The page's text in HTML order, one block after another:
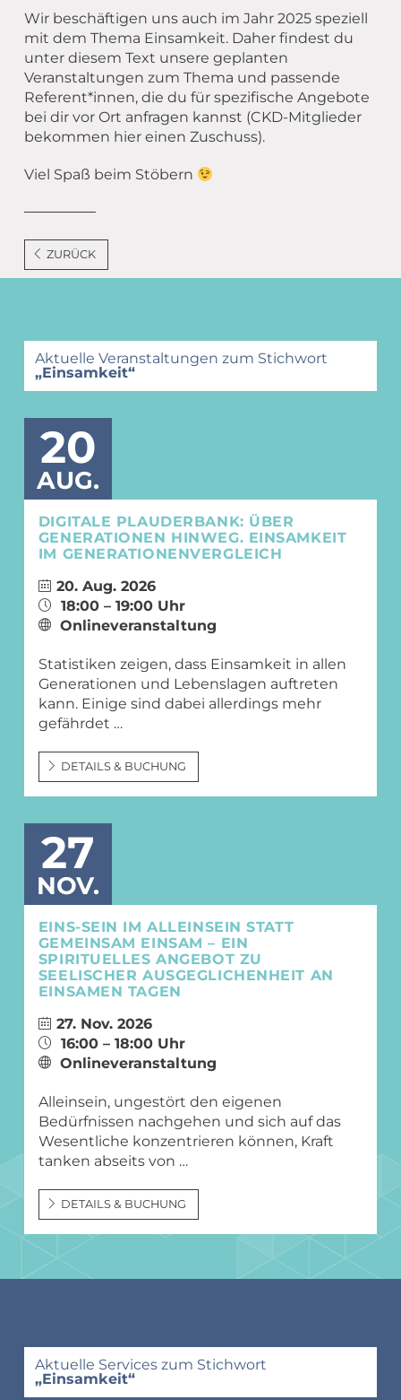
Wir beschäftigen uns auch im Jahr 2025 speziell
mit dem Thema Einsamkeit. Daher findest du
unter diesem Text unsere geplanten
Veranstaltungen zum Thema und passende
Referent*innen, die du für spezifische Angebote
bei dir vor Ort anfragen kannst (CKD-Mitglieder
bekommen hier einen Zuschuss).
Viel Spaß beim Stöbern
ZURÜCK
Aktuelle Veranstaltungen zum Stichwort
„Einsamkeit“
20
AUG.
DIGITALE PLAUDERBANK: ÜBER
GENERATIONEN HINWEG. EINSAMKEIT
IM GENERATIONENVERGLEICH
20. Aug. 2026
18:00 – 19:00 Uhr
Onlineveranstaltung
Statistiken zeigen, dass Einsamkeit in allen
Generationen und Lebenslagen auftreten
kann. Einige sind dabei allerdings mehr
gefährdet …
DETAILS & BUCHUNG
27
NOV.
EINS-SEIN IM ALLEINSEIN STATT
GEMEINSAM EINSAM – EIN
SPIRITUELLES ANGEBOT ZU
SEELISCHER AUSGEGLICHENHEIT AN
EINSAMEN TAGEN
27. Nov. 2026
16:00 – 18:00 Uhr
Onlineveranstaltung
Alleinsein, ungestört den eigenen
Bedürfnissen nachgehen und sich auf das
Wesentliche konzentrieren können, Kraft
tanken abseits von …
DETAILS & BUCHUNG
Aktuelle Services zum Stichwort
„Einsamkeit“